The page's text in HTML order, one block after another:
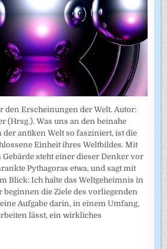
den Erscheinungen der Welt. Autor:
(Hrsg.). Was uns an den beinahe
antiken Welt so fasziniert, ist die
Einheit ihres Weltbildes. Mit
steht einer dieser Denker vor
Pythagoras etwa, und sagt mit
Blick: Ich halte das Weltgeheimnis in
beginnen die Ziele des vorliegenden
Aufgabe darin, in einem Umfang,
lässt, ein wirkliches